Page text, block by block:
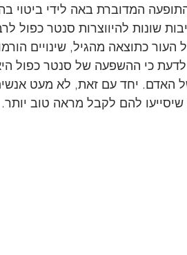
המדוברת באה לידי ביטוי
שונות להיווצרות סנטר כפול
כתוצאה מהגיל, שינויים
כי ההשפעה של סנטר כפול
האדם. יחד עם זאת, לא מעט
להם לקבל מראה טוב יותר.